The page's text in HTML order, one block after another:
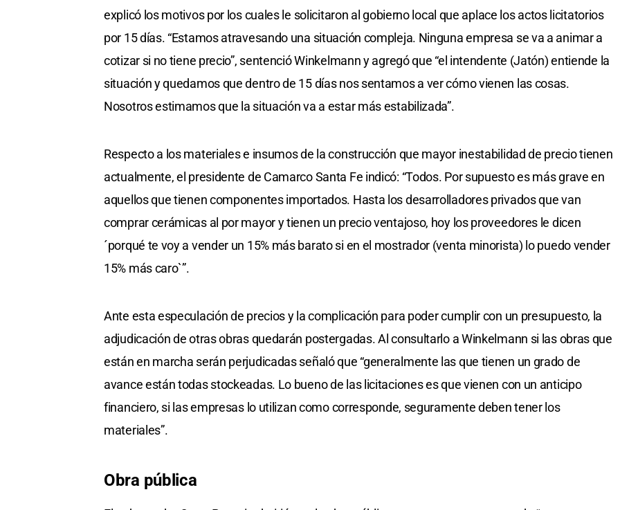
explicó los motivos por los cuales le solicitaron al gobierno local que aplace los actos licitatorios
por 15 días. “Estamos atravesando una situación compleja. Ninguna empresa se va a animar a
cotizar si no tiene precio”, sentenció Winkelmann y agregó que “el intendente (Jatón) entiende la
situación y quedamos que dentro de 15 días nos sentamos a ver cómo vienen las cosas.
Nosotros estimamos que la situación va a estar más estabilizada”.
Respecto a los materiales e insumos de la construcción que mayor inestabilidad de precio tienen
actualmente, el presidente de Camarco Santa Fe indicó: “Todos. Por supuesto es más grave en
aquellos que tienen componentes importados. Hasta los desarrolladores privados que van
comprar cerámicas al por mayor y tienen un precio ventajoso, hoy los proveedores le dicen
´porqué te voy a vender un 15% más barato si en el mostrador (venta minorista) lo puedo vender
15% más caro`”.
Ante esta especulación de precios y la complicación para poder cumplir con un presupuesto, la
adjudicación de otras obras quedarán postergadas. Al consultarlo a Winkelmann si las obras que
están en marcha serán perjudicadas señaló que “generalmente las que tienen un grado de
avance están todas stockeadas. Lo bueno de las licitaciones es que vienen con un anticipo
financiero, si las empresas lo utilizan como corresponde, seguramente deben tener los
materiales”.
Obra pública